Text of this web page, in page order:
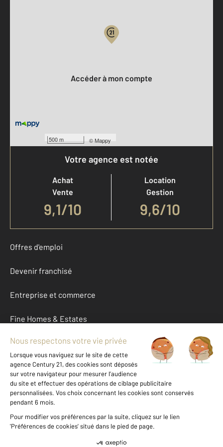
500 m ©Mappy
Accéder à mon compte
Votre agence est notée
Achat
Vente
9,1/10
Location
Gestion
9,6/10
Offres d'emploi
Devenir franchisé
Entreprise et commerce
Fine Homes & Estates
À propos
International
Nous contacter